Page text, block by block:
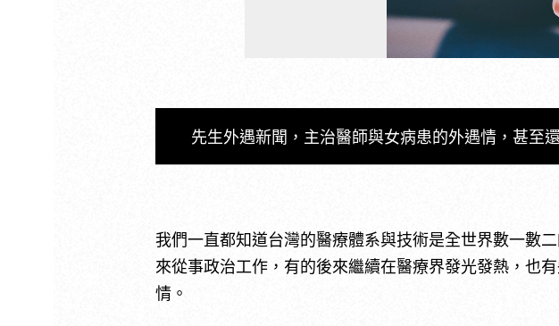
先生外遇新聞，主治醫師與女病患的外遇情，甚至
我們一直都知道台灣的醫療體系與技術是全世界數一數
來從事政治工作，有的後來繼續在醫療界發光發熱，也
情。